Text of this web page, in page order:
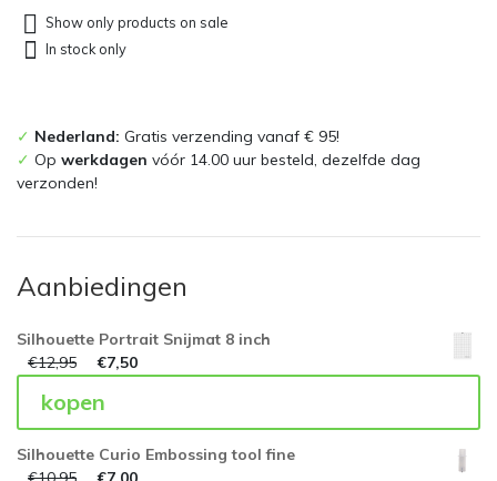
Show only products on sale
In stock only
✓ Nederland: Gratis verzending vanaf € 95!
✓ Op werkdagen vóór 14.00 uur besteld, dezelfde dag
verzonden!
Aanbiedingen
Silhouette Portrait Snijmat 8 inch
€12,95 €7,50
kopen
Silhouette Curio Embossing tool fine